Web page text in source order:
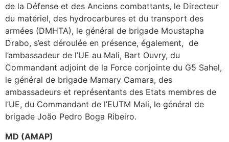
de la Défense et des Anciens combattants, le Directeur
du matériel, des hydrocarbures et du transport des
armées (DMHTA), le général de brigade Moustapha
Drabo, s’est déroulée en présence, également, de
l’ambassadeur de l’UE au Mali, Bart Ouvry, du
Commandant adjoint de la Force conjointe du G5 Sahel,
le général de brigade Mamary Camara, des
ambassadeurs et représentants des Etats membres de
l’UE, du Commandant de l’EUTM Mali, le général de
brigade João Pedro Boga Ribeiro.
MD (AMAP)